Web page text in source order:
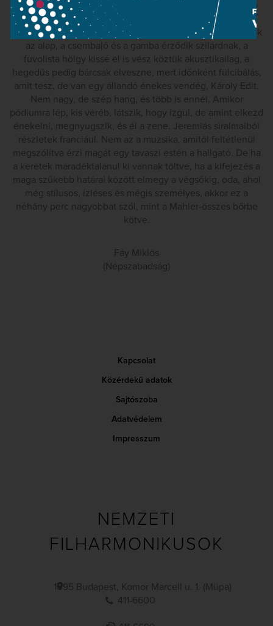
élmény – bár itt is a szélesebb közönség előtt ismeretlen
műveket játszanak, Marais-t, Bernier-t, Leclairt – éppen a
fordítottja a zeneakadémiainak. A barokk együttesben csak
az alap, a csembaló és a gamba érződik szilárdnak, a
fuvolista hölgy kissé el is vész köztük akusztikailag, a
hegedűs pedig bárcsak elveszne, mert időnként fülcibálás,
amit tesz, de van egy állandó énekes vendég, Károly Edit.
Nem nagy, de szép hang, és több is ennél. Amikor
pódiumra lép, kis veréb, látszik, hogy izgul, de amint elkezd
énekelni, megnyugszik, és él a zene. Jeremiás siralmaiból
részletek franciául. Nem az a muzsika, amitől feltétlenül
megszólítva érzi magát egy tavaszi estén a hallgató. De ha
a keretek maradéktalanul ki vannak töltve, ha a kifejezés a
maga szűkebb határai között elmegy a végsőkig, oda, ahol
még stílusos, ízléses és mégis személyes, akkor ez a
néhány perc nagyobbat szól, mint a Mahler-összes bőrbe
kötve.
Fáy Miklós
(Népszabadság)
Kapcsolat
Közérdekű adatok
Sajtószoba
Adatvédelem
Impresszum
NEMZETI
FILHARMONIKUSOK
1095 Budapest, Komor Marcell u. 1. (Müpa)
411-6600